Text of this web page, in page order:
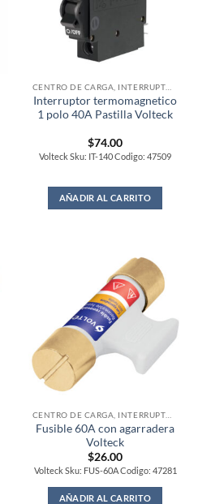
Interruptor termomagnetico
1 polo 40A Pastilla Volteck
$74.00
Volteck Sku: IT-140 Codigo: 47509
AÑADIR AL CARRITO
Fusible 60A con agarradera
Volteck
$26.00
Volteck Sku: FUS-60A Codigo: 47281
AÑADIR AL CARRITO